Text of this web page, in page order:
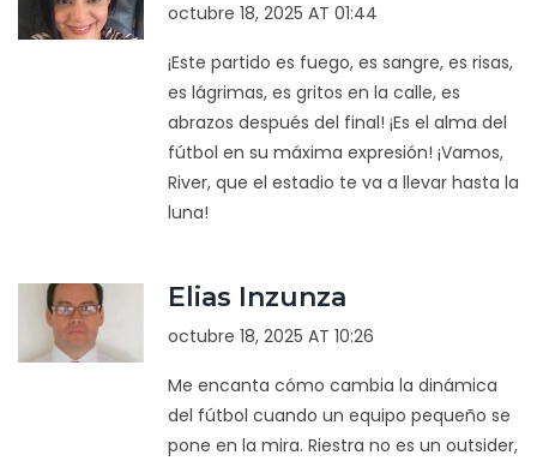
octubre 18, 2025 AT 01:44
¡Este partido es fuego, es sangre, es risas,
es lágrimas, es gritos en la calle, es
abrazos después del final! ¡Es el alma del
fútbol en su máxima expresión! ¡Vamos,
River, que el estadio te va a llevar hasta la
luna!
Elias Inzunza
octubre 18, 2025 AT 10:26
Me encanta cómo cambia la dinámica
del fútbol cuando un equipo pequeño se
pone en la mira. Riestra no es un outsider,